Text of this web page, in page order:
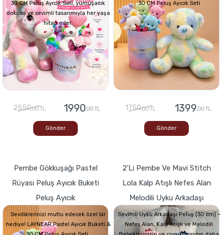
30 CM Peluş Ayıcık Seti, yumuşacık
dokusu ve sevimli tasarımıyla her yaşa
hitap eder.
2550,00 TL 1990,00 TL
Gönder
30 CM Peluş Ayıcık Seti
1750,00 TL 1399,00 TL
Gönder
Pembe Gökkuşağı Pastel
Rüyası Peluş Ayıcık Buketi
Peluş Ayıcık
Sevdiklerinizi mutlu edecek özel bir
hediye! LAYNEAR Pastel Ayıcık Buketi &
2'li Pembe Ve Mavi Stitch
Lola Kalp Atışlı Nefes Alan
Melodili Uyku Arkadaşı
Sevimli Uyku Arkadaşı Peluş (30 cm) –
Nefes Alan, Kalp Atışlı ve Melodili